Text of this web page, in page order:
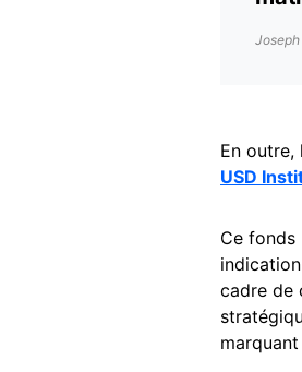
En outre,
USD
Ce fonds
cadre de